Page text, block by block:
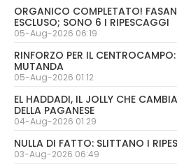
ORGANICO COMPLETATO!
ESCLUSO; SONO 6 I RIPESCAGGI
05-Aug-2026 06:19
RINFORZO PER IL
MUTANDA
05-Aug-2026 01:12
EL HADDADI, IL JOLLY CHE
DELLA PAGANESE
04-Aug-2026 01:29
NULLA DI FATTO: SLITTANO I
03-Aug-2026 06:49